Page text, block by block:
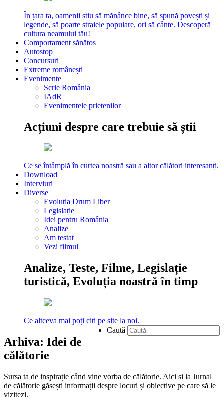
În țara ta, oamenii știu să mănânce bine, să spună povești și
legende, să poarte straiele populare, ori să cânte. Descoperă
cultura neamului tău!
Comportament sănătos
Autostop
Concursuri
Extreme românești
Evenimente
Scrie România
IAdR
Evenimentele prietenilor
Acțiuni despre care trebuie să știi
Ce se întâmplă în curtea noastră sau a altor călători interesanți.
Download
Interviuri
Diverse
Evoluția Drum Liber
Legislație
Idei pentru România
Analize
Am testat
Vezi filmul
Analize, Teste, Filme, Legislație
turistică, Evoluția noastră în timp
Ce altceva mai poți citi pe site la noi.
Caută
Arhiva: Idei de
călătorie
Sursa ta de inspirație când vine vorba de călătorie. Aici și la Jurnal
de călătorie găsești informații despre locuri și obiective pe care să le
vizitezi.